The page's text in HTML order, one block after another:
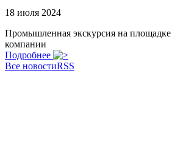
18 июля 2024
Промышленная экскурсия на площадке
компании
Подробнее
Все новостиRSS